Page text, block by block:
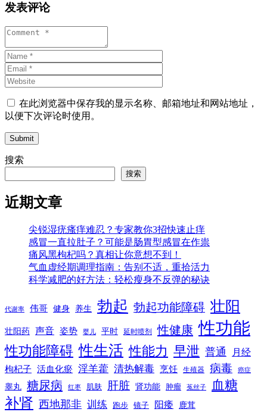
发表评论
在此浏览器中保存我的显示名称、邮箱地址和网站地址，
以便下次评论时使用。
Submit
搜索
搜索
近期文章
尖锐湿疣瘙痒难忍？专家教你3招快速止痒
感冒一直拉肚子？可能是肠胃型感冒在作祟
痛风黑枸杞吗？真相让你意想不到！
气血虚经期调理指南：告别不适，重拾活力
科学减肥的好方法：轻松瘦身不反弹的秘诀
代谢率 伟哥 健身 养生 勃起 勃起功能障碍 壮阳
壮阳药 声音 姿势 婴儿 平时 延时喷剂 性健康 性功能
性功能障碍 性生活 性能力 早泄 普通 月经
枸杞子 活血化瘀 淫羊藿 清热解毒 烹饪 生殖器 病毒 癌症
睾丸 糖尿病 红枣 肌肤 肝脏 肾功能 肿瘤 菟丝子 血糖
补肾 西地那非 训练 跑步 镜子 阳痿 鹿茸